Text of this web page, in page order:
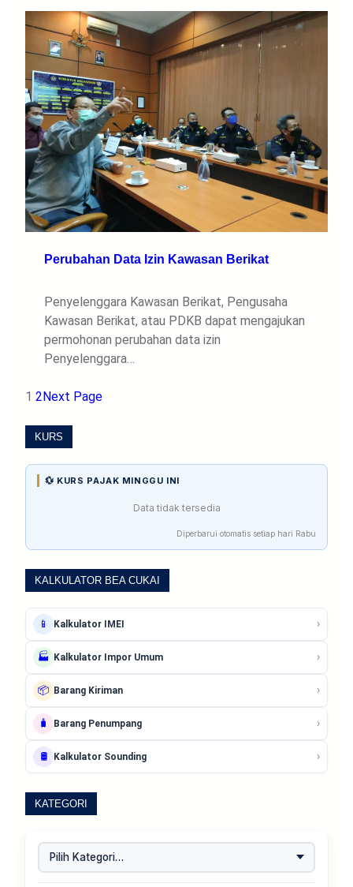
Perubahan Data Izin Kawasan Berikat
Penyelenggara Kawasan Berikat, Pengusaha
Kawasan Berikat, atau PDKB dapat mengajukan
permohonan perubahan data izin
Penyelenggara…
1 2Next Page
KURS
💱 KURS PAJAK MINGGU INI
Data tidak tersedia
Diperbarui otomatis setiap hari Rabu
KALKULATOR BEA CUKAI
📱 Kalkulator IMEI ›
🏭 Kalkulator Impor Umum ›
📦 Barang Kiriman ›
🧳 Barang Penumpang ›
🛢️ Kalkulator Sounding ›
KATEGORI